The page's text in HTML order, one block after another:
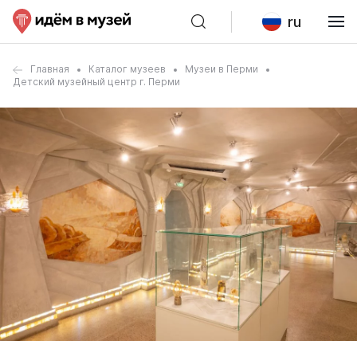
ru
Главная Каталог музеев
Музеи в Перми
Детский музейный центр г. Перми